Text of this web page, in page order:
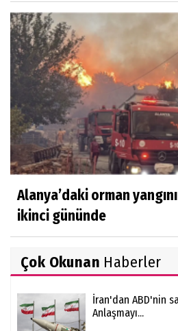
Alanya’daki orman
ikinci gününde
Çok Okunan Haberler
İran'dan ABD'nin
Anlaşmayı...